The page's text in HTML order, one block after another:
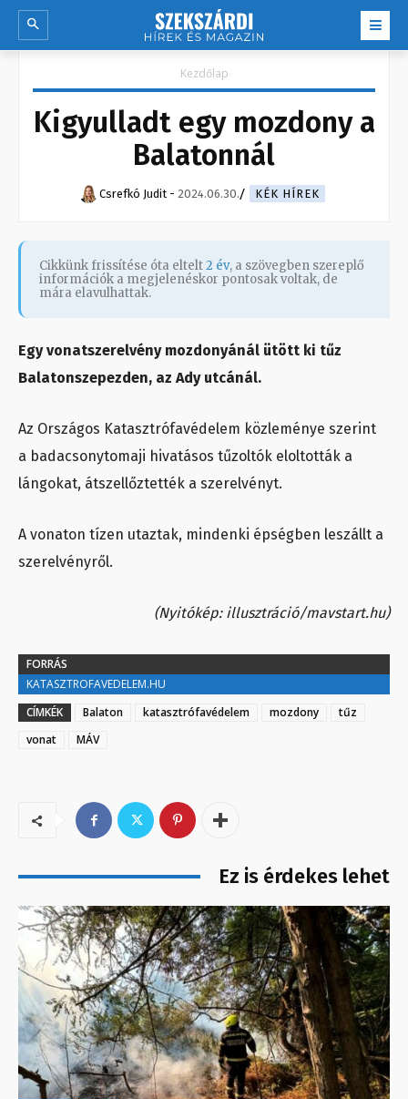
Kezdőlap
Kigyulladt egy mozdony a
Balatonnál
Csrefkó Judit - 2024.06.30. KÉK HÍREK
Cikkünk frissítése óta eltelt2 év, a szövegben szereplő
információk a megjelenéskor pontosak voltak, de
mára elavulhattak.
Egy vonatszerelvény mozdonyánál ütött ki tűz
Balatonszepezden, az Ady utcánál.
Az Országos Katasztrófavédelem közleménye szerint
a badacsonytomaji hivatásos tűzoltók eloltották a
lángokat, átszellőztették a szerelvényt.
A vonaton tízen utaztak, mindenki épségben leszállt a
szerelvényről.
(Nyitókép: illusztráció/mavstart.hu)
FORRÁS
KATASZTROFAVEDELEM.HU
CÍMKÉK
Balaton katasztrófavédelem mozdony
tűz
vonat
MÁV
Ez is érdekes lehet